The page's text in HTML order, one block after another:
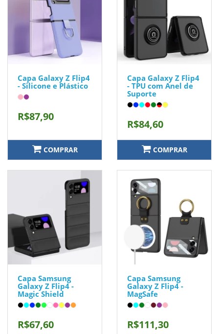
Capa Galaxy Z Flip4
- Silicone e Plástico
R$87,90
COMPRAR
Capa Galaxy Z Flip4
- TPU com Anel de
Suporte
R$84,60
COMPRAR
Capa Samsung
Galaxy Z Flip4 -
Magic Shield
R$67,60
Capa Samsung
Galaxy Z Flip4 -
MagSafe
R$111,30